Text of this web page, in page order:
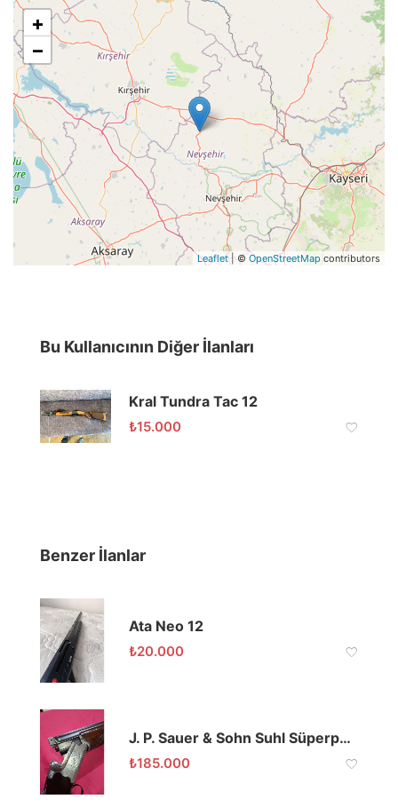
+
−
Leaflet| © OpenStreetMap contributors
Bu Kullanıcının Diğer İlanları
Kral Tundra Tac 12
₺15.000
Benzer İlanlar
Ata Neo 12
₺20.000
J. P. Sauer & Sohn Suhl Süperpoze
₺185.000